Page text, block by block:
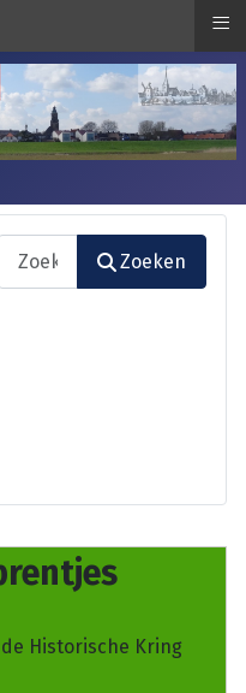
Zoeken
Zoeken
de Historische Kring
≡